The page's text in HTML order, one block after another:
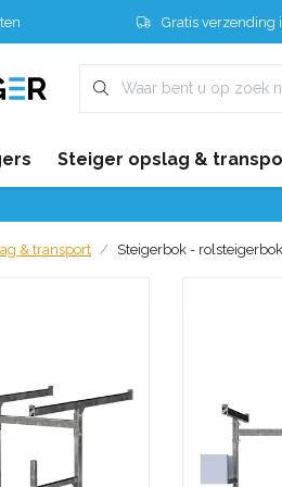
Gratis verzending
Steiger opslag &
& transport Steigerbok -